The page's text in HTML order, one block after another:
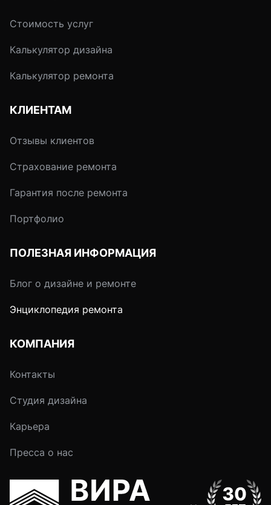
Стоимость услуг
Калькулятор дизайна
Калькулятор ремонта
КЛИЕНТАМ
Отзывы клиентов
Страхование ремонта
Гарантия после ремонта
Портфолио
ПОЛЕЗНАЯ ИНФОРМАЦИЯ
Блог о дизайне и ремонте
Энциклопедия ремонта
КОМПАНИЯ
Контакты
Студия дизайна
Карьера
Пресса о нас